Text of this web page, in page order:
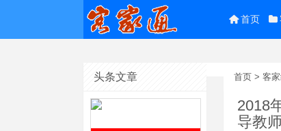
首页
头条文章 首页 > 客
2018
导教